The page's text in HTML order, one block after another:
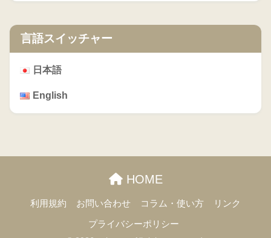
言語スイッチャー
日本語
English
HOME
利用規約 お問い合わせ コラム・使い方 リンク
プライバシーポリシー